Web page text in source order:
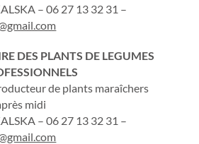
– 06 27 13 32 31 –
DES PLANTS DE LEGUMES
de plants maraîchers
midi
– 06 27 13 32 31 –